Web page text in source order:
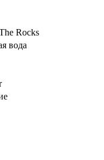
Rocks
вода